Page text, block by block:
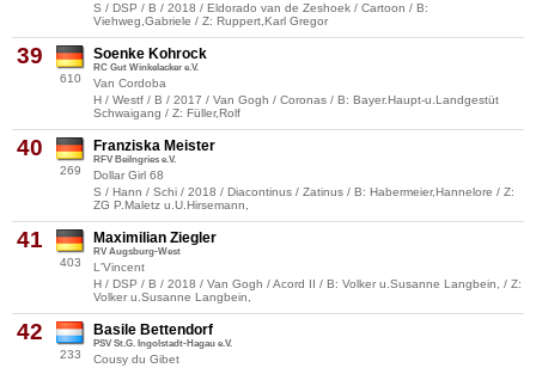
S / DSP / B / 2018 / Eldorado van de Zeshoek / Cartoon / B:
Viehweg,Gabriele / Z: Ruppert,Karl Gregor
39
610
Soenke Kohrock
RC Gut Winkelacker e.V.
Van Cordoba
H / Westf / B / 2017 / Van Gogh / Coronas / B: Bayer.Haupt-u.Landgestüt
Schwaigang / Z: Füller,Rolf
40
269
Franziska Meister
RFV Beilngries e.V.
Dollar Girl 68
S / Hann / Schi / 2018 / Diacontinus / Zatinus / B: Habermeier,Hannelore / Z:
ZG P.Maletz u.U.Hirsemann,
41
403
Maximilian Ziegler
RV Augsburg-West
L'Vincent
H / DSP / B / 2018 / Van Gogh / Acord II / B: Volker u.Susanne Langbein, / Z:
Volker u.Susanne Langbein,
42
233
Basile Bettendorf
PSV St.G. Ingolstadt-Hagau e.V.
Cousy du Gibet